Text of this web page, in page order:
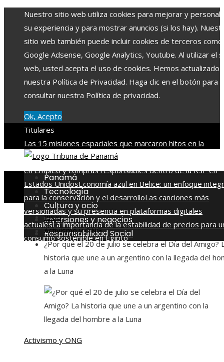
Nuestro sitio web utiliza cookies para mejorar y
su experiencia y para mostrar anuncios (si los hay).
sitio web también puede incluir cookies de terceros como
Google Adsense, Google Analytics, Youtube. Al utilizar el
web, usted acepta el uso de cookies. Hemos actualizado
nuestra Política de Privacidad. Haga clic en el botón para
consultar nuestra Política de privacidad.
Ok, Acepto
Titulares
Las 15 misiones espaciales que marcaron hitos en la
exploración del cosmosLa importancia de integrar
en empleo y compras responsables dentro de la RSE en
Estados UnidosEconomía azul en Belice: un enfoque
para la conservación y el desarrolloLas canciones más
versionadas y su presencia en plataformas digitales
actualesLa importancia de la estabilidad de precios para
consumo sostenible en Egipto
jueves, agosto 6
Panamá
Tecnología
Cultura y ocio
Inversiones y negocios
Responsabilidad Social
Inicio
Activismo y ONG
¿Por qué el 20 de julio se celebra el Día del Amigo?
historia que une a un argentino con la llegada del
a la Luna
Activismo y ONG